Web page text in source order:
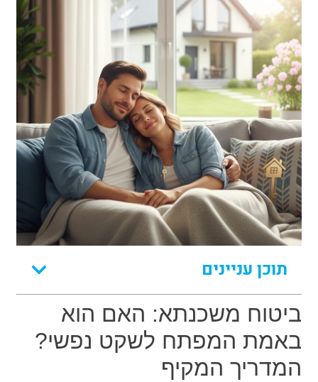
תוכן עניינים
ביטוח משכנתא: האם הוא
באמת המפתח לשקט נפשי?
המדריך המקיף